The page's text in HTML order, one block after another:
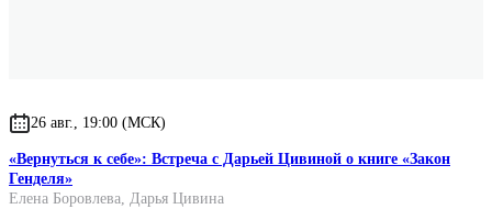
26 авг., 19:00 (МСК)
«Вернуться к себе»: Встреча с Дарьей Цивиной о книге «Закон
Генделя»
Елена Боровлева, Дарья Цивина